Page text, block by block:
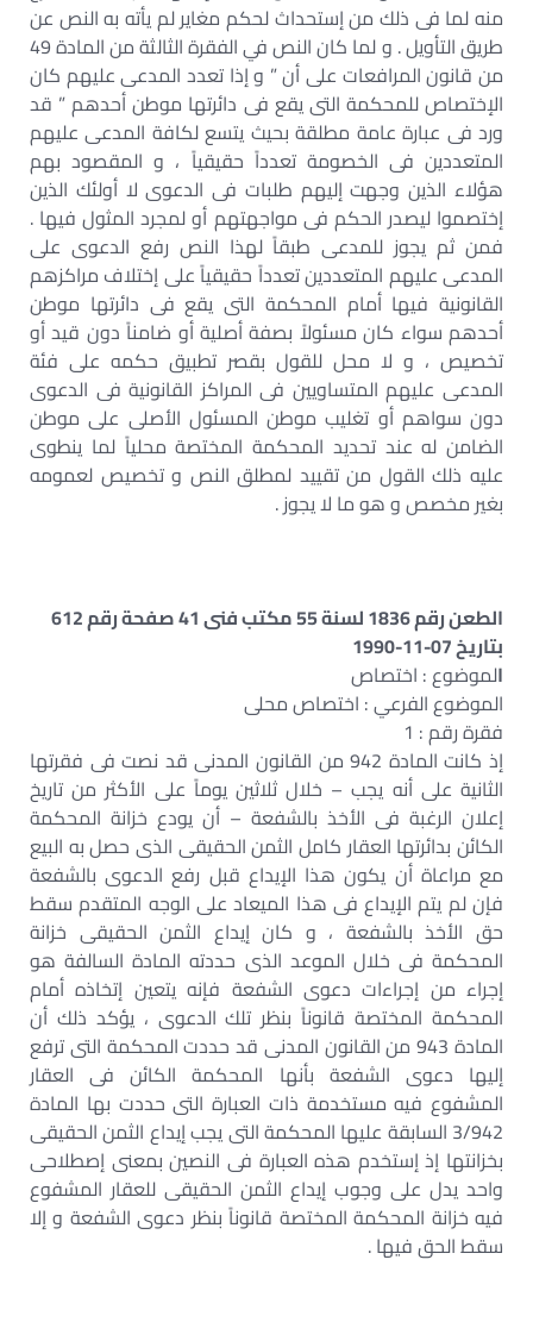
منه لما فى ذلك من إستحداث لحكم مغاير لم يأته به النص عن
طريق التأويل . و لما كان النص في الفقرة الثالثة من المادة 49
من قانون المرافعات على أن ” و إذا تعدد المدعى عليهم كان
الإختصاص للمحكمة التى يقع فى دائرتها موطن أحدهم ” قد
ورد فى عبارة عامة مطلقة بحيث يتسع لكافة المدعى عليهم
المتعددين فى الخصومة تعدداً حقيقياً ، و المقصود بهم
هؤلاء الذين وجهت إليهم طلبات فى الدعوى لا أولئك الذين
إختصموا ليصدر الحكم فى مواجهتهم أو لمجرد المثول فيها .
فمن ثم يجوز للمدعى طبقاً لهذا النص رفع الدعوى على
المدعى عليهم المتعددين تعدداً حقيقياً على إختلاف مراكزهم
القانونية فيها أمام المحكمة التى يقع فى دائرتها موطن
أحدهم سواء كان مسئولاً بصفة أصلية أو ضامناً دون قيد أو
تخصيص ، و لا محل للقول بقصر تطبيق حكمه على فئة
المدعى عليهم المتساويين فى المراكز القانونية فى الدعوى
دون سواهم أو تغليب موطن المسئول الأصلى على موطن
الضامن له عند تحديد المحكمة المختصة محلياً لما ينطوى
عليه ذلك القول من تقييد لمطلق النص و تخصيص لعمومه
بغير مخصص و هو ما لا يجوز .
الطعن رقم 1836 لسنة 55 مكتب فنى 41 صفحة رقم 612
بتاريخ 07-11-1990
الموضوع : اختصاص
الموضوع الفرعي : اختصاص محلى
فقرة رقم : 1
إذ كانت المادة 942 من القانون المدنى قد نصت فى فقرتها
الثانية على أنه يجب – خلال ثلاثين يوماً على الأكثر من تاريخ
إعلان الرغبة فى الأخذ بالشفعة – أن يودع خزانة المحكمة
الكائن بدائرتها العقار كامل الثمن الحقيقى الذى حصل به البيع
مع مراعاة أن يكون هذا الإيداع قبل رفع الدعوى بالشفعة
فإن لم يتم الإيداع فى هذا الميعاد على الوجه المتقدم سقط
حق الأخذ بالشفعة ، و كان إيداع الثمن الحقيقى خزانة
المحكمة فى خلال الموعد الذى حددته المادة السالفة هو
إجراء من إجراءات دعوى الشفعة فإنه يتعين إتخاذه أمام
المحكمة المختصة قانوناً بنظر تلك الدعوى ، يؤكد ذلك أن
المادة 943 من القانون المدنى قد حددت المحكمة التى ترفع
إليها دعوى الشفعة بأنها المحكمة الكائن فى العقار
المشفوع فيه مستخدمة ذات العبارة التى حددت بها المادة
3/942 السابقة عليها المحكمة التى يجب إيداع الثمن الحقيقى
بخزانتها إذ إستخدم هذه العبارة فى النصين بمعنى إصطلاحى
واحد يدل على وجوب إيداع الثمن الحقيقى للعقار المشفوع
فيه خزانة المحكمة المختصة قانوناً بنظر دعوى الشفعة و إلا
سقط الحق فيها .